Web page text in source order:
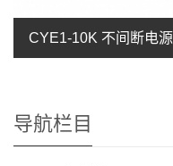
CYE1-10K 不间断电源
导航栏目